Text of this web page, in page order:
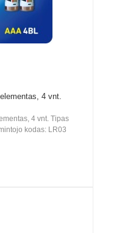
4 vnt.
4 vnt. Tipas
kodas: LR03